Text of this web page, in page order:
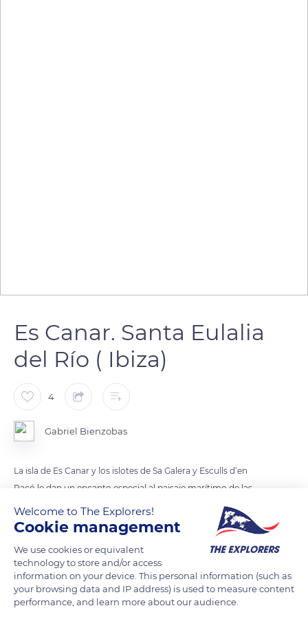
Es Canar. Santa Eulalia
del Río ( Ibiza)
4
Gabriel Bienzobas
La isla de Es Canar y los islotes de Sa Galera y Esculls d’en
Racó le dan un encanto especial al paisaje marítimo de las
playas de Es Canar y Cala Nova, unidas ambas por un
agradable paseo que discurre junto al mar y que se encuentra
asfaltado prácticamente durante todo el recorrido. Las dos
playas resultan idóneas para el baño infantil debido al suave
desnivel del fondo marino, aunque en la playa de Es Canar los
más pequeños también encuentran la posibilidad de practicar
deportes náuticos. Por su parte, la playa de Cala Nova destaca
Welcome to The Explorers!
Cookie management
We use cookies or equivalent
technology to store and/or access
information on your device. This personal information (such as
your browsing data and IP address) is used to measure content
performance, and learn more about our audience.